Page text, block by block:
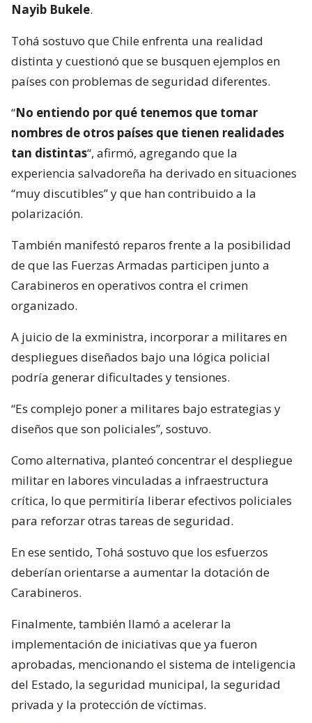
Nayib Bukele.
Tohá sostuvo que Chile enfrenta una realidad
distinta y cuestionó que se busquen ejemplos en
países con problemas de seguridad diferentes.
“No entiendo por qué tenemos que tomar
nombres de otros países que tienen realidades
tan distintas“, afirmó, agregando que la
experiencia salvadoreña ha derivado en situaciones
“muy discutibles” y que han contribuido a la
polarización.
También manifestó reparos frente a la posibilidad
de que las Fuerzas Armadas participen junto a
Carabineros en operativos contra el crimen
organizado.
A juicio de la exministra, incorporar a militares en
despliegues diseñados bajo una lógica policial
podría generar dificultades y tensiones.
“Es complejo poner a militares bajo estrategias y
diseños que son policiales”, sostuvo.
Como alternativa, planteó concentrar el despliegue
militar en labores vinculadas a infraestructura
crítica, lo que permitiría liberar efectivos policiales
para reforzar otras tareas de seguridad.
En ese sentido, Tohá sostuvo que los esfuerzos
deberían orientarse a aumentar la dotación de
Carabineros.
Finalmente, también llamó a acelerar la
implementación de iniciativas que ya fueron
aprobadas, mencionando el sistema de inteligencia
del Estado, la seguridad municipal, la seguridad
privada y la protección de víctimas.